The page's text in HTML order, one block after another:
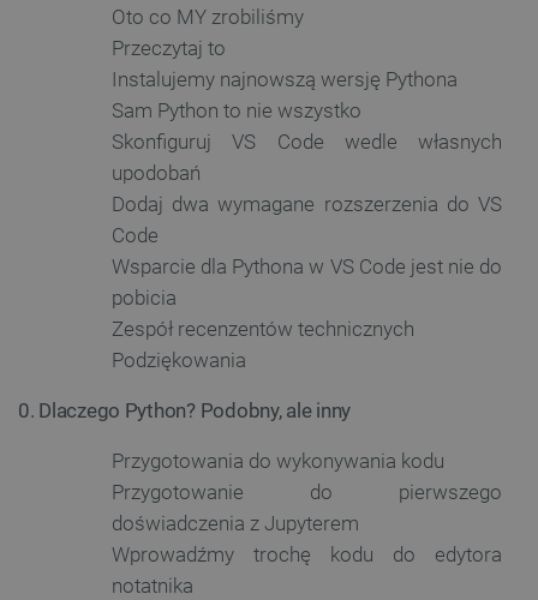
Oto co MY zrobiliśmy
Przeczytaj to
Instalujemy najnowszą wersję Pythona
Sam Python to nie wszystko
Skonfiguruj VS Code wedle własnych
upodobań
Dodaj dwa wymagane rozszerzenia do VS
Code
Wsparcie dla Pythona w VS Code jest nie do
pobicia
Zespół recenzentów technicznych
Podziękowania
0. Dlaczego Python? Podobny, ale inny
Przygotowania do wykonywania kodu
Przygotowanie do pierwszego
doświadczenia z Jupyterem
Wprowadźmy trochę kodu do edytora
notatnika